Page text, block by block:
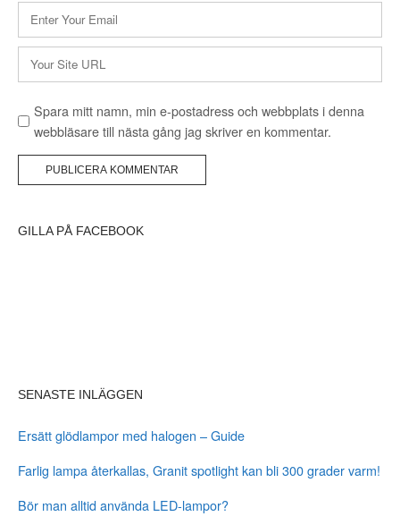
postadress
* Webbplats
Spara mitt namn, min e-postadress och webbplats i denna
webbläsare till nästa gång jag skriver en kommentar.
GILLA PÅ FACEBOOK
SENASTE INLÄGGEN
Ersätt glödlampor med halogen – Guide
Farlig lampa återkallas, Granit spotlight kan bli 300 grader varm!
Bör man alltid använda LED-lampor?